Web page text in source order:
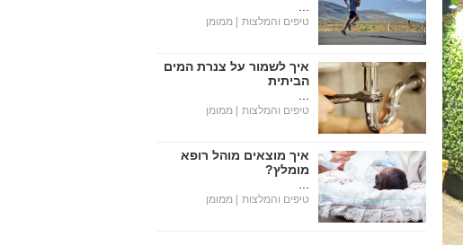
טיפים והמלצות | ממומן
איך לשמור על צנרת המים
הביתית
טיפים והמלצות | ממומן
איך מוצאים מוהל רופא
מומלץ?
טיפים והמלצות | ממומן